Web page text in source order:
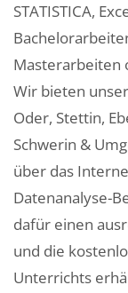
STATISTICA,
Masterarbeiten
Wir bieten
Oder, Stettin,
Schwerin &
über das
Datenanalyse-
dafür einen
und die
Unterrichts